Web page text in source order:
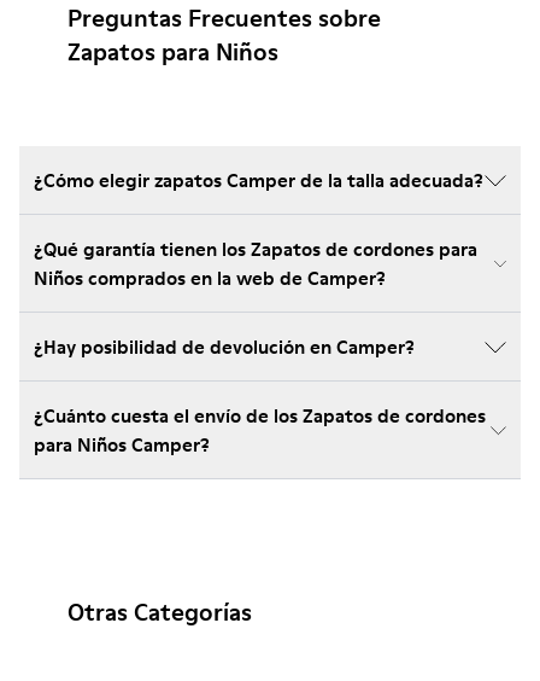
Preguntas Frecuentes sobre
Zapatos para Niños
¿Cómo elegir zapatos Camper de la talla adecuada?
¿Qué garantía tienen los Zapatos de cordones para
Niños comprados en la web de Camper?
¿Hay posibilidad de devolución en Camper?
¿Cuánto cuesta el envío de los Zapatos de cordones
para Niños Camper?
Otras Categorías